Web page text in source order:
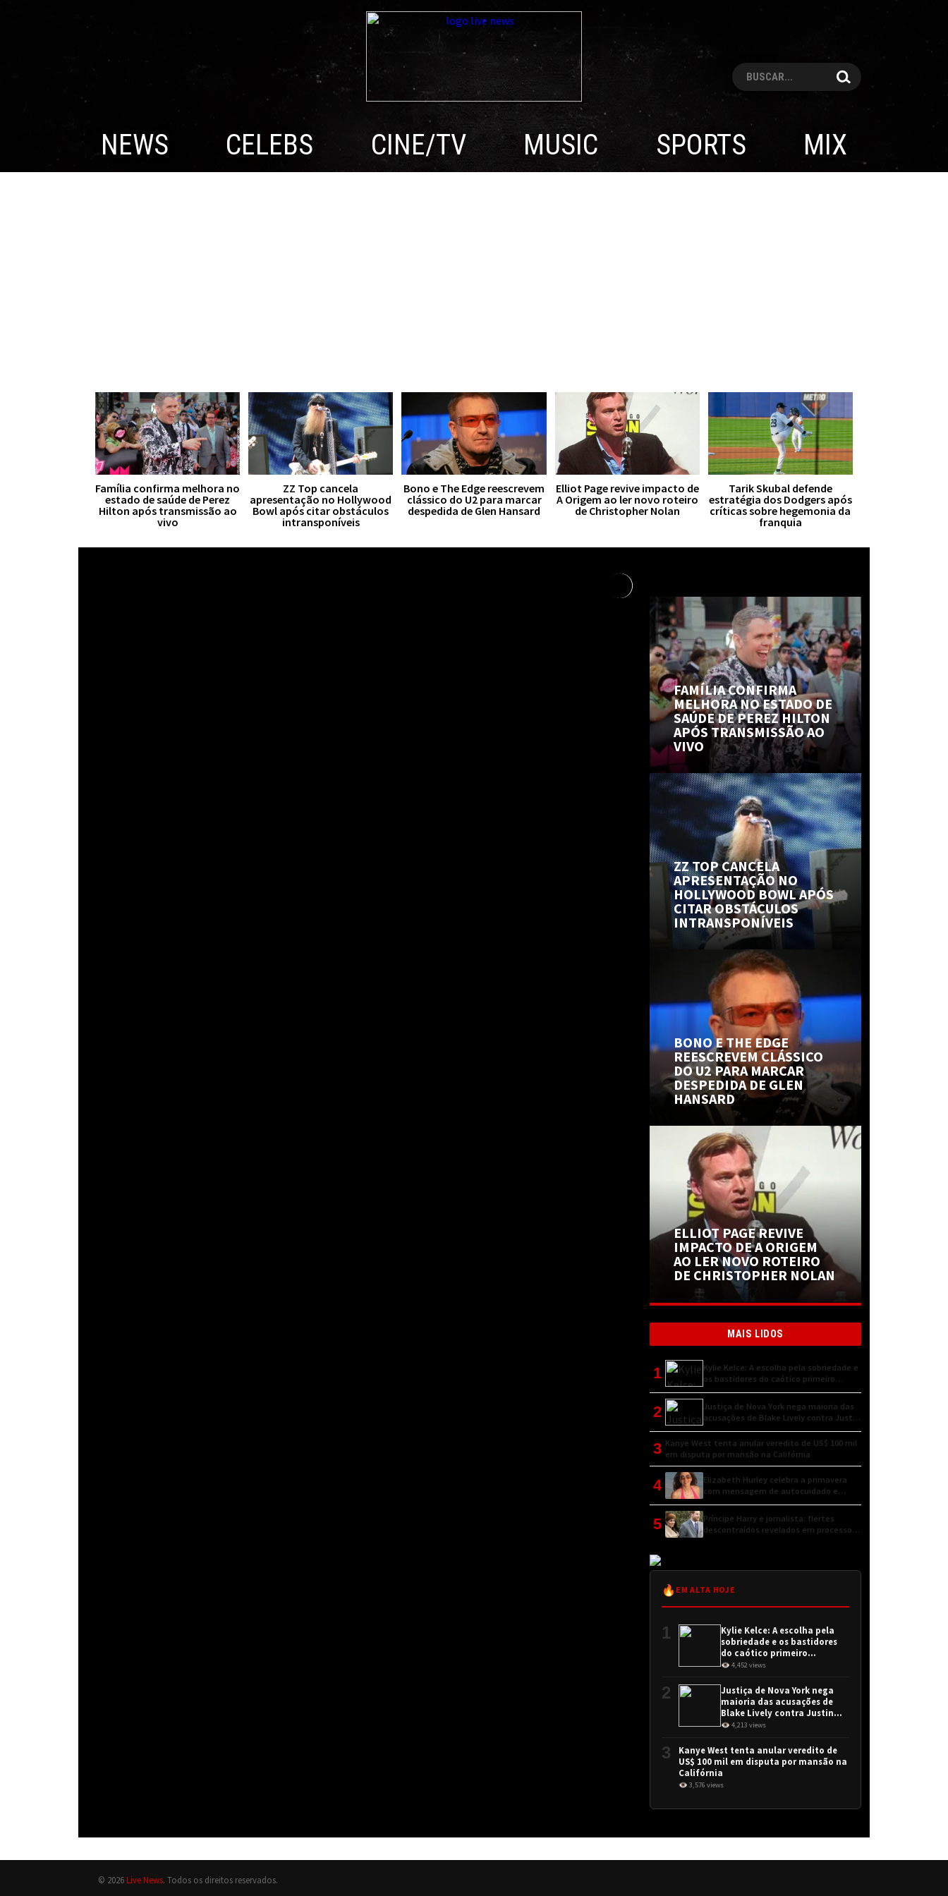
Pesquisar
NEWS CELEBS CINE/TV MUSIC SPORTS MIX
Família confirma melhora no
estado de saúde de Perez
Hilton após transmissão ao
vivo
ZZ Top cancela
apresentação no Hollywood
Bowl após citar obstáculos
intransponíveis
Bono e The Edge reescrevem
clássico do U2 para marcar
despedida de Glen Hansard
Elliot Page revive impacto de
A Origem ao ler novo roteiro
de Christopher Nolan
Tarik Skubal defende
estratégia dos Dodgers após
críticas sobre hegemonia da
franquia
FAMÍLIA CONFIRMA
MELHORA NO ESTADO DE
SAÚDE DE PEREZ HILTON
APÓS TRANSMISSÃO AO
VIVO
ZZ TOP CANCELA
APRESENTAÇÃO NO
HOLLYWOOD BOWL APÓS
CITAR OBSTÁCULOS
INTRANSPONÍVEIS
BONO E THE EDGE
REESCREVEM CLÁSSICO
DO U2 PARA MARCAR
DESPEDIDA DE GLEN
HANSARD
ELLIOT PAGE REVIVE
IMPACTO DE A ORIGEM
AO LER NOVO ROTEIRO
DE CHRISTOPHER NOLAN
MAIS LIDOS
1
Kylie Kelce: A escolha pela sobriedade e
os bastidores do caótico primeiro
encontro
2
Justiça de Nova York nega maioria das
acusações de Blake Lively contra Justin
Baldoni
3 Kanye West tenta anular veredito de US$ 100 mil
em disputa por mansão na Califórnia
4
Elizabeth Hurley celebra a primavera
com mensagem de autocuidado e
conexão natural
5
Príncipe Harry e jornalista: flertes
descontraídos revelados em processo
🔥 EM ALTA HOJE
1
Kylie Kelce: A escolha pela
sobriedade e os bastidores
do caótico primeiro
encontro
👁 4,452 views
2
Justiça de Nova York nega
maioria das acusações de
Blake Lively contra Justin
Baldoni
👁 4,213 views
3
Kanye West tenta anular veredito de
US$ 100 mil em disputa por mansão na
Califórnia
👁 3,576 views
© 2026Live News. Todos os direitos reservados.